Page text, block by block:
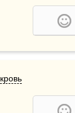
кровь